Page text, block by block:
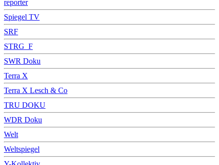
reporter
Spiegel TV
SRF
STRG_F
SWR Doku
Terra X
Terra X Lesch & Co
TRU DOKU
WDR Doku
Welt
Weltspiegel